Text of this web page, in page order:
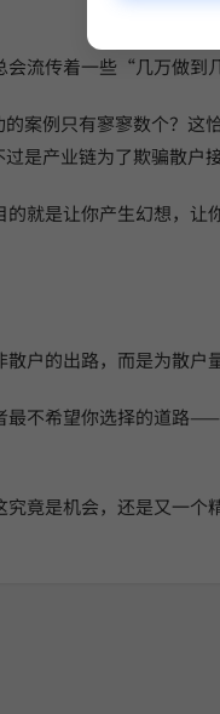
流传着一些“几万做到
案例只有寥寥数个？
是产业链为了欺骗散户
就是让你产生幻想，
的出路，而是为散户
最不希望你选择的道
竟是机会，还是又一个